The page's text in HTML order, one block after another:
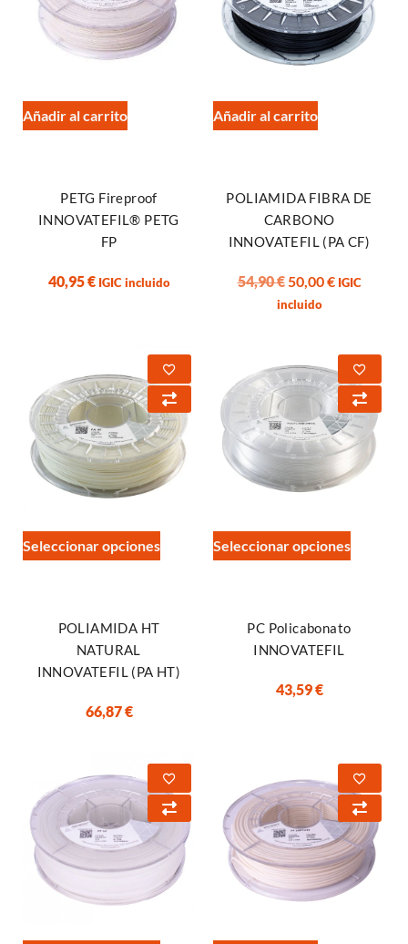
Añadir al carrito
PETG Fireproof
INNOVATEFIL® PETG
FP
40,95€ IGIC incluido
Añadir al carrito
POLIAMIDA FIBRA DE
CARBONO
INNOVATEFIL (PA CF)
54,90€ 50,00€ IGIC
incluido
Seleccionar opciones
POLIAMIDA HT
NATURAL
INNOVATEFIL (PA HT)
66,87€
Seleccionar opciones
PC Policabonato
INNOVATEFIL
43,59€